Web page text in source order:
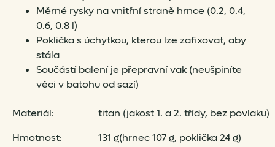
Měrné rysky na vnitřní straně hrnce (0.2, 0.4,
0.6, 0.8 l)
Poklička s úchytkou, kterou lze zafixovat, aby
stála
Součástí balení je přepravní vak (neušpiníte
věci v batohu od sazí)
Materiál:
titan (jakost 1. a 2. třídy, bez povlaku)
Hmotnost:
131 g(hrnec 107 g, poklička 24 g)